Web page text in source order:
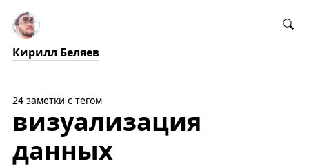
Кирилл Беляев
24 заметки с тегом
визуализация
данных